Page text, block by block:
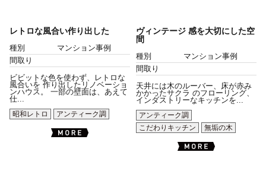
レトロな風合い作り出した
種別
マンション事例
間取り
ビビットな色を使わず、レトロな
風合いを 作り出したリノベーショ
ンハウス。 一部の壁面は、あえて
仕...
昭和レトロ
アンティーク調
ヴィンテージ 感を大切にした空
間
種別
マンション事例
間取り
天井には木のルーバー、床が赤み
かかったサクラ のフローリング、
インダストリーなキッチンを...
アンティーク調
こだわりキッチン
無垢の木